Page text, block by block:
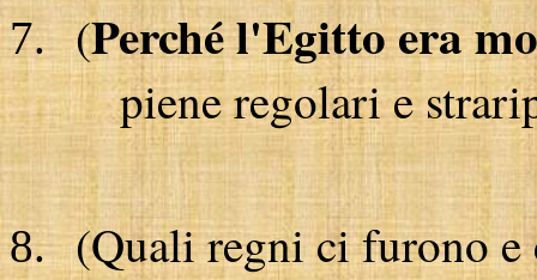
(Perché l'Egitto era
piene regolari e
(Quali regni ci furono